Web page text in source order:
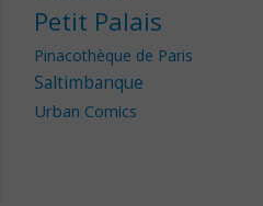
Petit Palais
Pinacothèque de Paris
Saltimbanque
Urban Comics